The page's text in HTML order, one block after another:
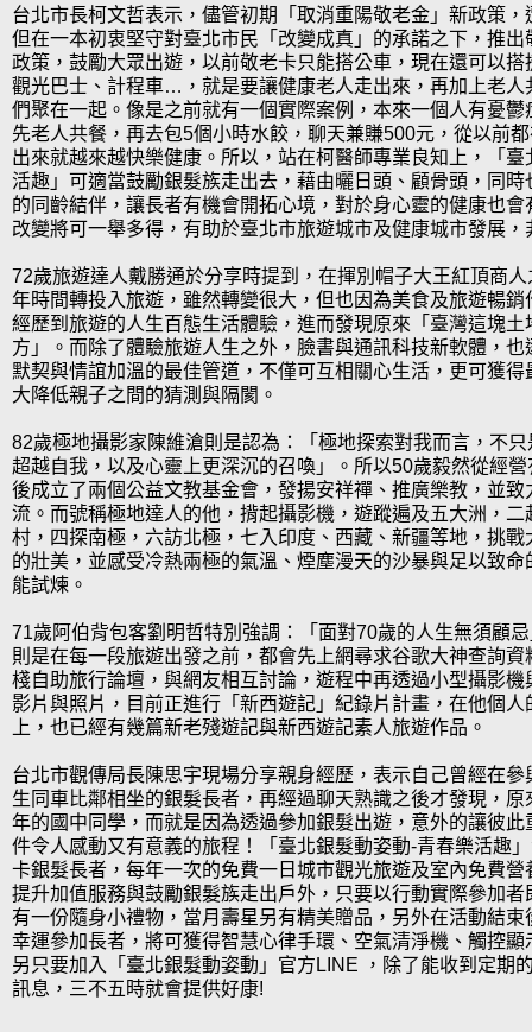
台北市長柯文哲表示，儘管初期「取消重陽敬老金」新政策
但在一本初衷堅守對臺北市民「改變成真」的承諾之下，推
政策，鼓勵大眾出遊，以前敬老卡只能搭公車，現在還可以
觀光巴士、計程車…，就是要讓健康老人走出來，再加上老人
們聚在一起。像是之前就有一個實際案例，本來一個人有憂
先老人共餐，再去包5個小時水餃，聊天兼賺500元，從以前
出來就越來越快樂健康。所以，站在柯醫師專業良知上，「
活趣」可適當鼓勵銀髮族走出去，藉由曬日頭、顧骨頭，同
的同齡結伴，讓長者有機會開拓心境，對於身心靈的健康也
改變將可一舉多得，有助於臺北市旅遊城市及健康城市發展，
72歲旅遊達人戴勝通於分享時提到，在揮別帽子大王紅頂商
年時間轉投入旅遊，雖然轉變很大，但也因為美食及旅遊暢
經歷到旅遊的人生百態生活體驗，進而發現原來「臺灣這塊土
方」。而除了體驗旅遊人生之外，臉書與通訊科技新軟體，
默契與情誼加溫的最佳管道，不僅可互相關心生活，更可獲
大降低親子之間的猜測與隔閡。
82歲極地攝影家陳維滄則是認為：「極地探索對我而言，不
超越自我，以及心靈上更深沉的召喚」。所以50歲毅然從經
後成立了兩個公益文教基金會，發揚安祥禪、推廣樂教，並
流。而號稱極地達人的他，揹起攝影機，遊蹤遍及五大洲，
村，四探南極，六訪北極，七入印度、西藏、新疆等地，挑
的壯美，並感受冷熱兩極的氣溫、煙塵漫天的沙暴與足以致
能試煉。
71歲阿伯背包客劉明哲特別強調：「面對70歲的人生無須顧
則是在每一段旅遊出發之前，都會先上網尋求谷歌大神查詢
棧自助旅行論壇，與網友相互討論，遊程中再透過小型攝影
影片與照片，目前正進行「新西遊記」紀錄片計畫，在他個
上，也已經有幾篇新老殘遊記與新西遊記素人旅遊作品。
台北市觀傳局長陳思宇現場分享親身經歷，表示自己曾經在
生同車比鄰相坐的銀髮長者，再經過聊天熟識之後才發現，
年的國中同學，而就是因為透過參加銀髮出遊，意外的讓彼
件令人感動又有意義的旅程！「臺北銀髮動姿動-青春樂活趣
卡銀髮長者，每年一次的免費一日城市觀光旅遊及室內免費
提升加值服務與鼓勵銀髮族走出戶外，只要以行動實際參加
有一份隨身小禮物，當月壽星另有精美贈品，另外在活動結
幸運參加長者，將可獲得智慧心律手環、空氣清淨機、觸控
另只要加入「臺北銀髮動姿動」官方LINE ，除了能收到定期
訊息，三不五時就會提供好康!